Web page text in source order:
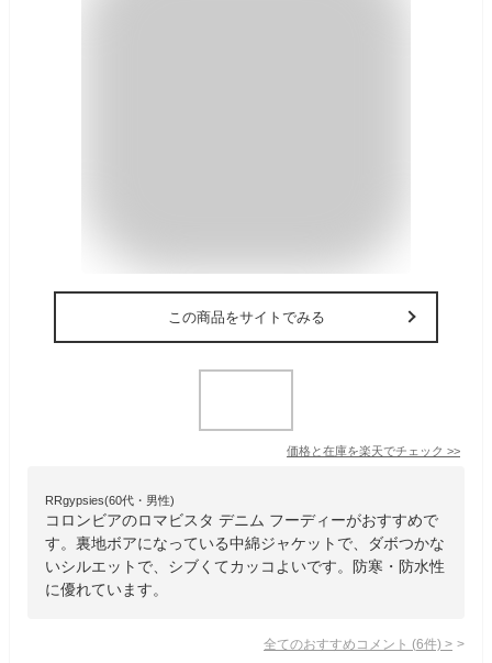
この商品をサイトでみる
価格と在庫を楽天でチェック >>
RRgypsies(60代・男性)
コロンビアのロマビスタ デニム フーディーがおすすめで
す。裏地ボアになっている中綿ジャケットで、ダボつかな
いシルエットで、シブくてカッコよいです。防寒・防水性
に優れています。
全てのおすすめコメント (6件) >